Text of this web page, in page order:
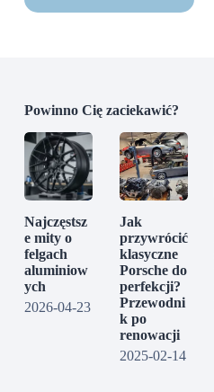
Powinno Cię zaciekawić?
Najczęstsz
e mity o
felgach
aluminiow
ych
2026-04-23
Jak
przywrócić
klasyczne
Porsche do
perfekcji?
Przewodni
k po
renowacji
2025-02-14